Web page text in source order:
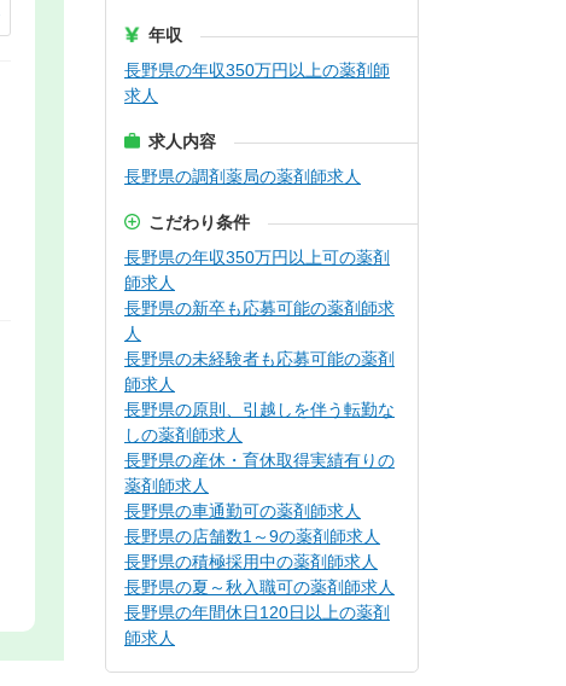
年収
長野県の年収350万円以上の薬剤師
求人
求人内容
長野県の調剤薬局の薬剤師求人
こだわり条件
長野県の年収350万円以上可の薬剤
師求人
長野県の新卒も応募可能の薬剤師求
人
長野県の未経験者も応募可能の薬剤
師求人
長野県の原則、引越しを伴う転勤な
しの薬剤師求人
長野県の産休・育休取得実績有りの
薬剤師求人
長野県の車通勤可の薬剤師求人
長野県の店舗数1～9の薬剤師求人
長野県の積極採用中の薬剤師求人
長野県の夏～秋入職可の薬剤師求人
長野県の年間休日120日以上の薬剤
師求人